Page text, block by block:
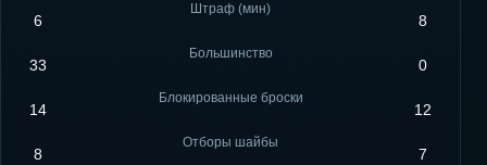
6
Штраф (мин)
8
33
Большинство
0
14
Блокированные броски
12
8
Отборы шайбы
7